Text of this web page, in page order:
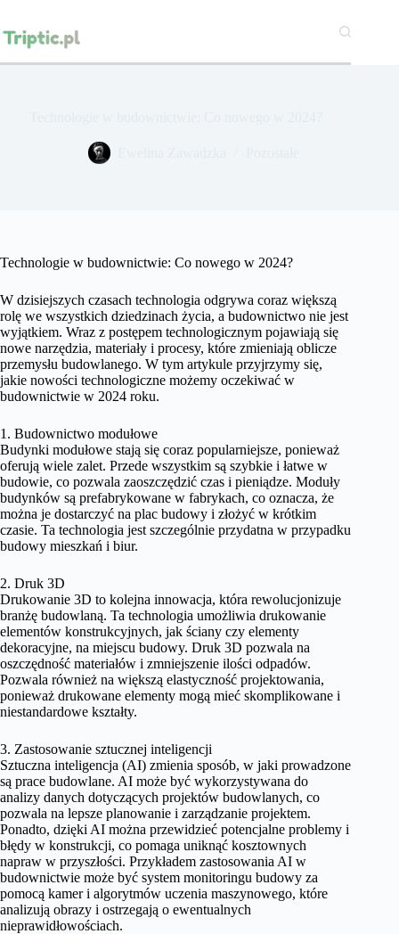
treści
Technologie w budownictwie: Co nowego w 2024?
W dzisiejszych czasach technologia odgrywa coraz większą
rolę we wszystkich dziedzinach życia, a budownictwo nie jest
wyjątkiem. Wraz z postępem technologicznym pojawiają się
nowe narzędzia, materiały i procesy, które zmieniają oblicze
przemysłu budowlanego. W tym artykule przyjrzymy się,
jakie nowości technologiczne możemy oczekiwać w
budownictwie w 2024 roku.
1. Budownictwo modułowe
Budynki modułowe stają się coraz popularniejsze, ponieważ
oferują wiele zalet. Przede wszystkim są szybkie i łatwe w
budowie, co pozwala zaoszczędzić czas i pieniądze. Moduły
budynków są prefabrykowane w fabrykach, co oznacza, że
można je dostarczyć na plac budowy i złożyć w krótkim
czasie. Ta technologia jest szczególnie przydatna w przypadku
budowy mieszkań i biur.
2. Druk 3D
Drukowanie 3D to kolejna innowacja, która rewolucjonizuje
branżę budowlaną. Ta technologia umożliwia drukowanie
elementów konstrukcyjnych, jak ściany czy elementy
dekoracyjne, na miejscu budowy. Druk 3D pozwala na
oszczędność materiałów i zmniejszenie ilości odpadów.
Pozwala również na większą elastyczność projektowania,
ponieważ drukowane elementy mogą mieć skomplikowane i
niestandardowe kształty.
3. Zastosowanie sztucznej inteligencji
Sztuczna inteligencja (AI) zmienia sposób, w jaki prowadzone
są prace budowlane. AI może być wykorzystywana do
analizy danych dotyczących projektów budowlanych, co
pozwala na lepsze planowanie i zarządzanie projektem.
Ponadto, dzięki AI można przewidzieć potencjalne problemy i
błędy w konstrukcji, co pomaga uniknąć kosztownych
napraw w przyszłości. Przykładem zastosowania AI w
budownictwie może być system monitoringu budowy za
pomocą kamer i algorytmów uczenia maszynowego, które
analizują obrazy i ostrzegają o ewentualnych
nieprawidłowościach.